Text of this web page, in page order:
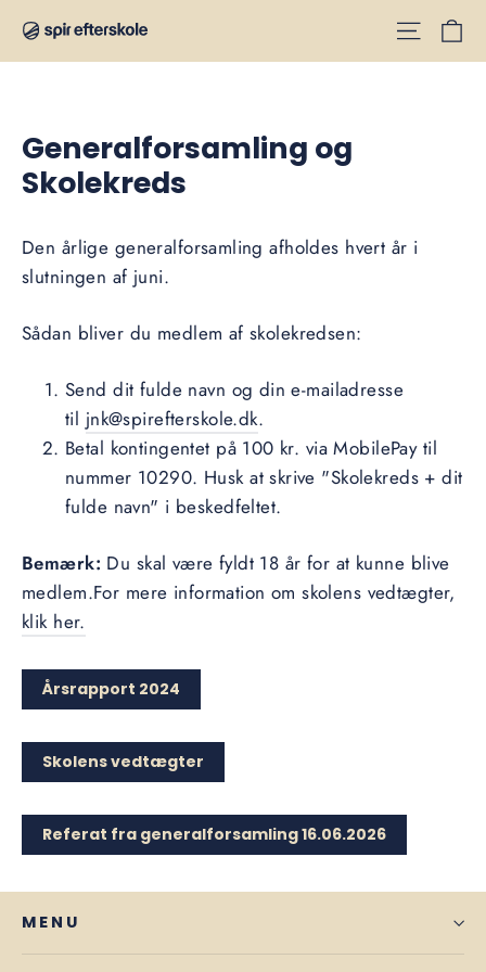
Generalforsamling og
Skolekreds
Den årlige generalforsamling afholdes hvert år i
slutningen af juni.
Sådan bliver du medlem af skolekredsen:
Send dit fulde navn og din e-mailadresse
til jnk@spirefterskole.dk.
Betal kontingentet på 100 kr. via MobilePay til
nummer 10290. Husk at skrive "Skolekreds + dit
fulde navn" i beskedfeltet.
Bemærk: Du skal være fyldt 18 år for at kunne blive
medlem.For mere information om skolens vedtægter,
klik her.
Årsrapport 2024
Skolens vedtægter
Referat fra generalforsamling 16.06.2026
MENU